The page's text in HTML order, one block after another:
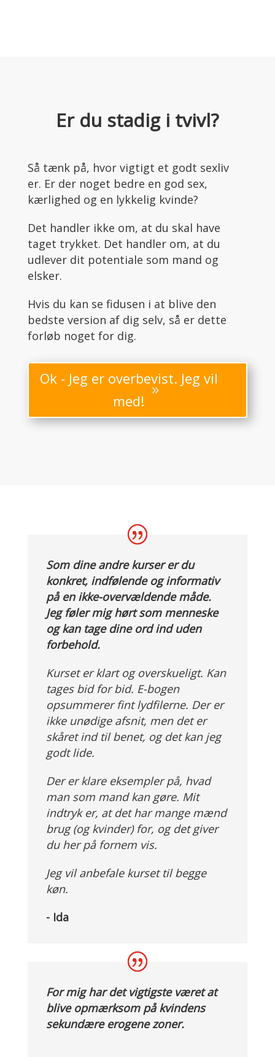
Er du stadig i tvivl?
Så tænk på, hvor vigtigt et godt sexliv
er. Er der noget bedre en god sex,
kærlighed og en lykkelig kvinde?
Det handler ikke om, at du skal have
taget trykket. Det handler om, at du
udlever dit potentiale som mand og
elsker.
Hvis du kan se fidusen i at blive den
bedste version af dig selv, så er dette
forløb noget for dig.
Ok - Jeg er overbevist. Jeg vil
med!
Som dine andre kurser er du
konkret, indfølende og informativ
på en ikke-overvældende måde.
Jeg føler mig hørt som menneske
og kan tage dine ord ind uden
forbehold.
Kurset er klart og overskueligt. Kan
tages bid for bid. E-bogen
opsummerer fint lydfilerne. Der er
ikke unødige afsnit, men det er
skåret ind til benet, og det kan jeg
godt lide.
Der er klare eksempler på, hvad
man som mand kan gøre. Mit
indtryk er, at det har mange mænd
brug (og kvinder) for, og det giver
du her på fornem vis.
Jeg vil anbefale kurset til begge
køn.
- Ida
For mig har det vigtigste været at
blive opmærksom på kvindens
sekundære erogene zoner.